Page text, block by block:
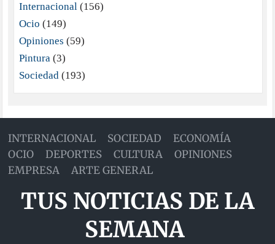
Internacional(156)
Ocio (149)
Opiniones (59)
Pintura(3)
Sociedad(193)
INTERNACIONAL SOCIEDAD
ECONOMÍA
OCIO
DEPORTES CULTURA
OPINIONES
EMPRESA
ARTE GENERAL
TUS NOTICIAS DE LA
SEMANA